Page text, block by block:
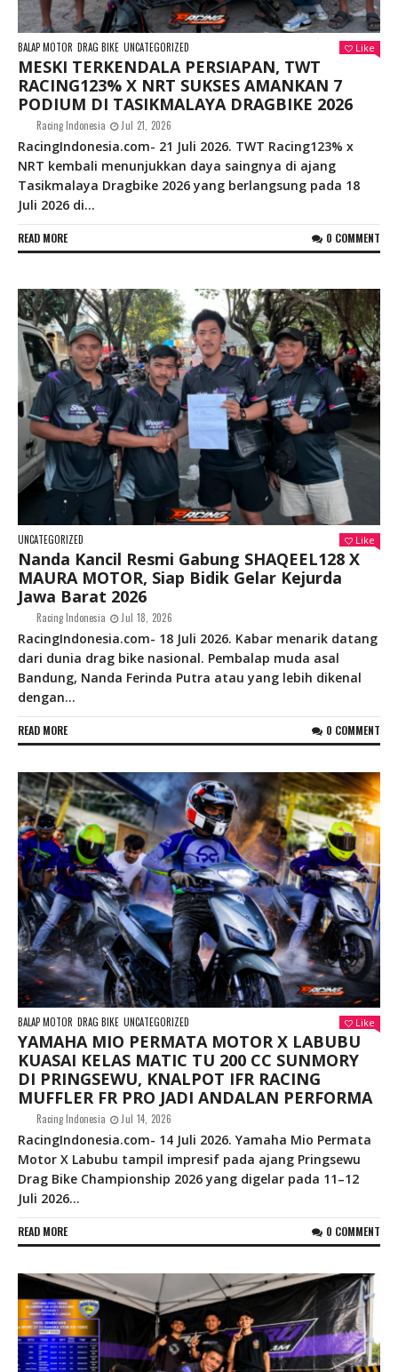
BALAP MOTOR DRAG BIKE UNCATEGORIZED Like
MESKI TERKENDALA PERSIAPAN, TWT
RACING123% X NRT SUKSES AMANKAN 7
PODIUM DI TASIKMALAYA DRAGBIKE 2026
Racing Indonesia Jul 21, 2026
RacingIndonesia.com- 21 Juli 2026. TWT Racing123% x
NRT kembali menunjukkan daya saingnya di ajang
Tasikmalaya Dragbike 2026 yang berlangsung pada 18
Juli 2026 di...
READ MORE 0 COMMENT
UNCATEGORIZED Like
Nanda Kancil Resmi Gabung SHAQEEL128 X
MAURA MOTOR, Siap Bidik Gelar Kejurda
Jawa Barat 2026
Racing Indonesia Jul 18, 2026
RacingIndonesia.com- 18 Juli 2026. Kabar menarik datang
dari dunia drag bike nasional. Pembalap muda asal
Bandung, Nanda Ferinda Putra atau yang lebih dikenal
dengan...
READ MORE 0 COMMENT
BALAP MOTOR DRAG BIKE UNCATEGORIZED Like
YAMAHA MIO PERMATA MOTOR X LABUBU
KUASAI KELAS MATIC TU 200 CC SUNMORY
DI PRINGSEWU, KNALPOT IFR RACING
MUFFLER FR PRO JADI ANDALAN PERFORMA
Racing Indonesia Jul 14, 2026
RacingIndonesia.com- 14 Juli 2026. Yamaha Mio Permata
Motor X Labubu tampil impresif pada ajang Pringsewu
Drag Bike Championship 2026 yang digelar pada 11–12
Juli 2026...
READ MORE 0 COMMENT